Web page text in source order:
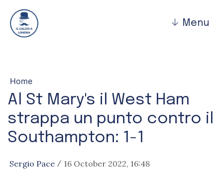
↓ Menu
Home
Al St Mary's il West Ham
strappa un punto contro il
Southampton: 1-1
Sergio Pace / 16 October 2022, 16:48